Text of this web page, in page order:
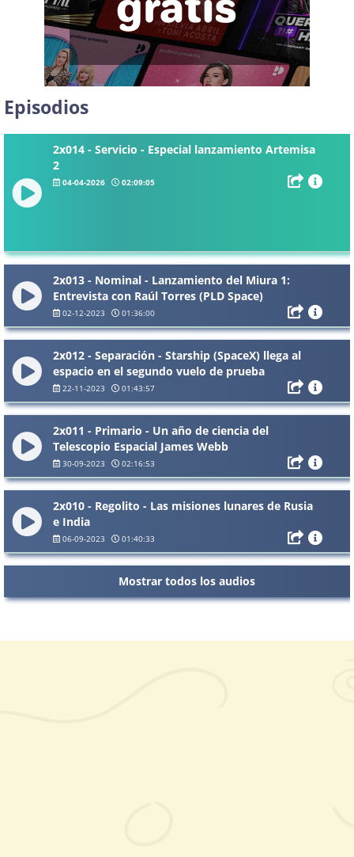
Episodios
2x014 - Servicio - Especial lanzamiento Artemisa
2
04-04-2026 02:09:05
2x013 - Nominal - Lanzamiento del Miura 1:
Entrevista con Raúl Torres (PLD Space)
02-12-2023 01:36:00
2x012 - Separación - Starship (SpaceX) llega al
espacio en el segundo vuelo de prueba
22-11-2023 01:43:57
2x011 - Primario - Un año de ciencia del
Telescopio Espacial James Webb
30-09-2023 02:16:53
2x010 - Regolito - Las misiones lunares de Rusia
e India
06-09-2023 01:40:33
Mostrar todos los audios